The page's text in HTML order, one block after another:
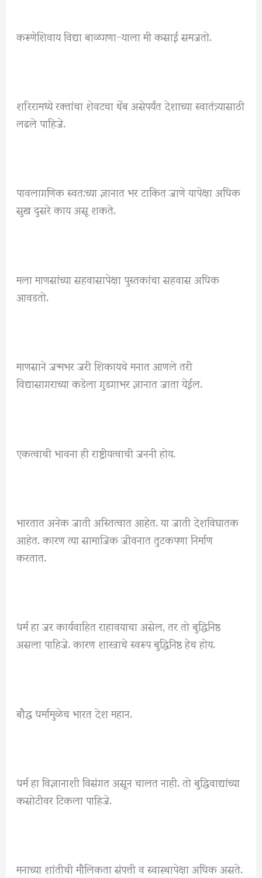
करूणेशिवाय विद्या बाळगणा-याला मी कसाई समजतो.
शरिरामध्ये रक्तांचा शेवटचा थेंब असेपर्यंत देशाच्या स्वातंत्र्यासाठी
लढले पाहिजे.
पावलागणिक स्वत:च्या ज्ञानात भर टाकित जाणे यापेक्षा अधिक
सुख दुसरे काय असू शकते.
मला माणसांच्या सहवासापेक्षा पुस्तकांचा सहवास अधिक
आवडतो.
माणसाने जन्मभर जरी शिकायचे मनात आणले तरी
विद्यासागराच्या कडेला गुडगाभर ज्ञानात जाता येईल.
एकत्वाची भावना ही राष्ट्रीयत्वाची जननी होय.
भारतात अनेक जाती अस्तित्वात आहेत. या जाती देशविघातक
आहेत. कारण त्या सामाजिक जीवनात तुटकपणा निर्माण
करतात.
धर्म हा जर कार्यवाहित राहावयाचा असेल, तर तो बुद्धिनिष्ठ
असला पाहिजे. कारण शास्त्राचे स्वरूप बुद्धिनिष्ठ हेच होय.
बौद्ध धर्मामुळेच भारत देश महान.
धर्म हा विज्ञानाशी विसंगत असून चालत नाही. तो बुद्धिवाद्यांच्या
कसोटीवर टिकला पाहिजे.
मनाच्या शांतीची मौलिकता संपत्ती व स्वास्थापेक्षा अधिक असते.